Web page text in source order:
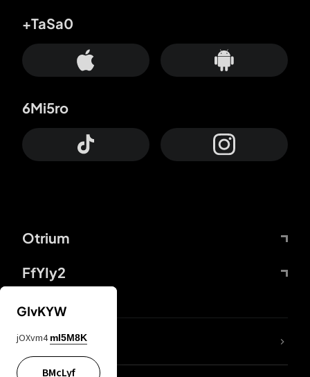
Otrium
FfYIy2
+TaSa0
6Mi5ro
DDcvSo
GIvKYW
jOXvm4 mI5M8K
BMcLyf